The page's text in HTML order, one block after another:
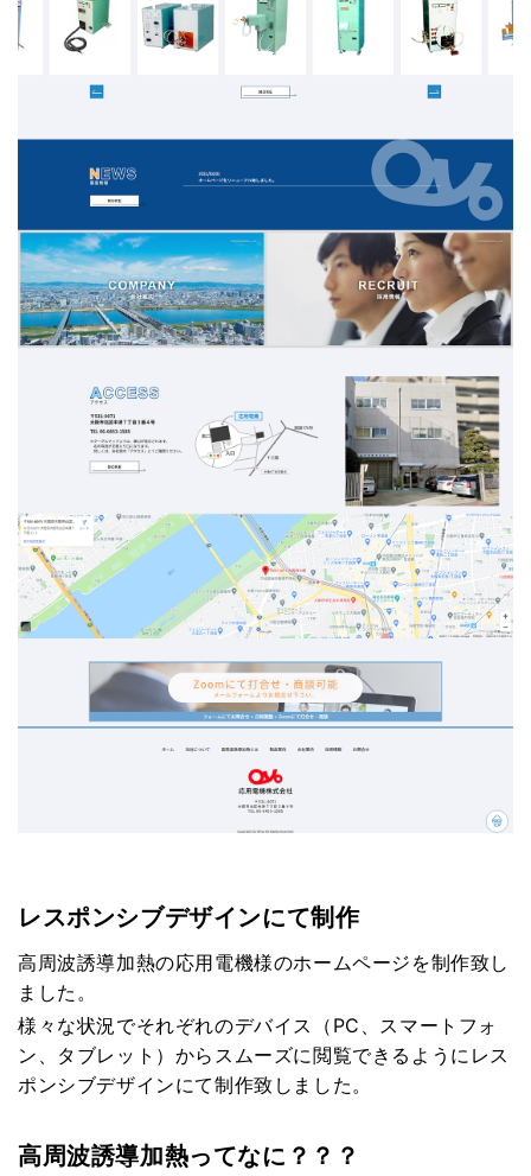
レスポンシブデザインにて制作
高周波誘導加熱の応用電機様のホームページを制作致し
ました。
様々な状況でそれぞれのデバイス（ PC 、スマートフォ
ン、タブレット）からスムーズに閲覧できるようにレス
ポンシブデザインにて制作致しました。
高周波誘導加熱ってなに？？？